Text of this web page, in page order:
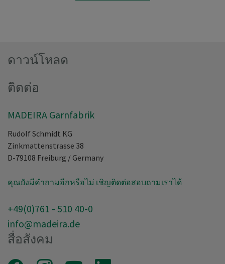
ดาวน์โหลด
ติดต่อ
MADEIRA Garnfabrik
Rudolf Schmidt KG
Zinkmattenstrasse 38
D-79108 Freiburg / Germany
คุณยังมีคำถามอีกหรือไม่ เชิญติดต่อสอบถามเราได้
+49(0)761 - 510 40-0
info@madeira.de
สื่อสังคม